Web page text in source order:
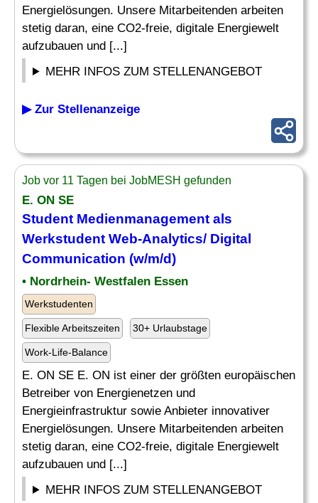
Energielösungen. Unsere Mitarbeitenden arbeiten
stetig daran, eine CO2-freie, digitale Energiewelt
aufzubauen und [...]
MEHR INFOS ZUM STELLENANGEBOT
▶ Zur Stellenanzeige
Job vor 11 Tagen bei JobMESH gefunden
E. ON SE
Student Medienmanagement als
Werkstudent Web-Analytics/ Digital
Communication (w/m/d)
• Nordrhein- Westfalen Essen
Werkstudenten
Flexible Arbeitszeiten 30+ Urlaubstage
Work-Life-Balance
E. ON SE E. ON ist einer der größten europäischen
Betreiber von Energienetzen und
Energieinfrastruktur sowie Anbieter innovativer
Energielösungen. Unsere Mitarbeitenden arbeiten
stetig daran, eine CO2-freie, digitale Energiewelt
aufzubauen und [...]
MEHR INFOS ZUM STELLENANGEBOT